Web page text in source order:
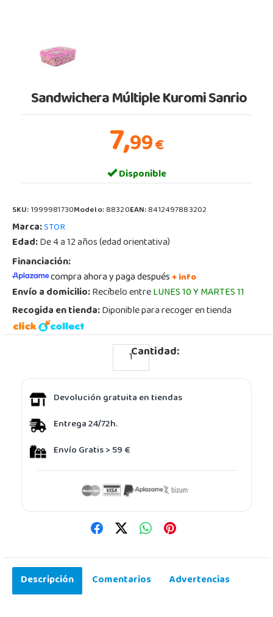
Sandwichera Múltiple Kuromi Sanrio
7,99€
Disponible
SKU:1999981730Modelo:88320EAN:8412497883202
Marca:STOR
Edad:De 4 a 12 años (edad orientativa)
Financiación:
compra ahora y paga después+ info
Envío a domicilio:Recíbelo entreLUNES 10 Y MARTES 11
Recogida en tienda:Diponible para recoger en tienda
Cantidad:
Devolución gratuita en tiendas
Entrega 24/72h.
Envío Gratis > 59 €
Descripción Comentarios Advertencias